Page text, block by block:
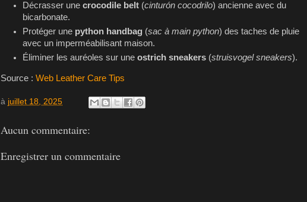
Décrasser unecrocodile belt (cinturón cocodrilo) ancienne avec du
bicarbonate.
Protéger une python handbag (sac à main python) des taches de pluie
avec un imperméabilisant maison.
Éliminer les auréoles sur uneostrich sneakers (struisvogel sneakers).
Source : Web Leather Care Tips
à juillet 18, 2025
Aucun commentaire:
Enregistrer un commentaire